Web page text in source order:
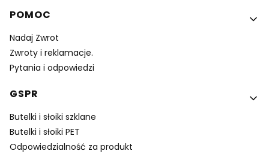
Linki w stopce
POMOC
Nadaj Zwrot
Zwroty i reklamacje.
Pytania i odpowiedzi
GSPR
Butelki i słoiki szklane
Butelki i słoiki PET
Odpowiedzialność za produkt